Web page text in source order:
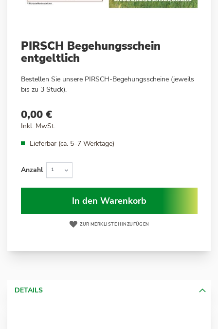
Anfang
der
springen
PIRSCH Begehungsschein
entgeltlich
Bestellen Sie unsere PIRSCH-Begehungsscheine (jeweils
bis zu 3 Stück).
0,00 €
Inkl. MwSt.
Lieferbar (ca. 5–7 Werktage)
Anzahl
In den Warenkorb
ZUR MERKLISTE HINZUFÜGEN
DETAILS